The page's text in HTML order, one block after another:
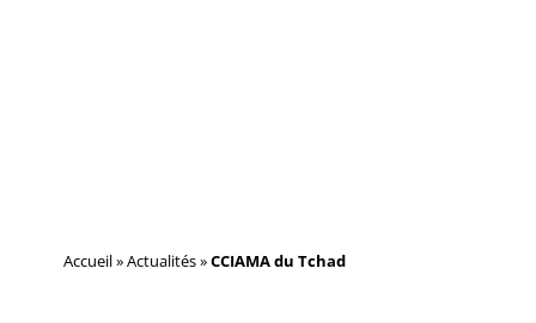
Accueil»Actualités»CCIAMA du Tchad